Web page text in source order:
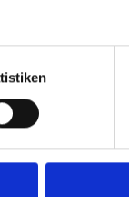
19.4
19.4